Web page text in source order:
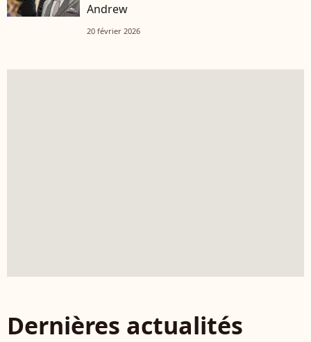
Andrew
20 février 2026
Dernières actualités